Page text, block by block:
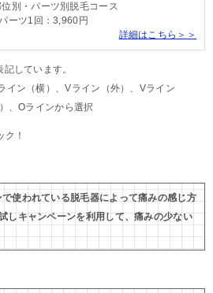
位別・パーツ別脱毛コース
ーツ1回：3,960円
詳細はこちら＞＞
しています。
ン（横）、Vライン（外）、Vライン
、Oラインから選択
ク！
使われている脱毛器によって痛みの感じ方
しキャンペーンを利用して、痛みの少ない